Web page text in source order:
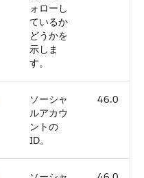
ォローし
ているか
どうかを
示しま
す。
ソーシャ
ルアカウ
ントの
ID。
46.0